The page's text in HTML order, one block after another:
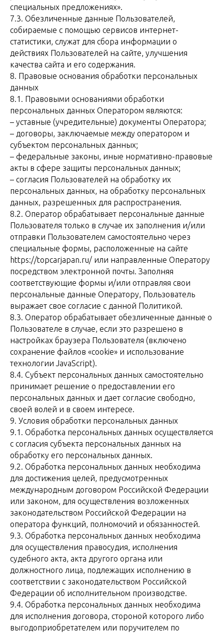
специальных предложениях».
7.3. Обезличенные данные Пользователей,
собираемые с помощью сервисов интернет-
статистики, служат для сбора информации о
действиях Пользователей на сайте, улучшения
качества сайта и его содержания.
8. Правовые основания обработки персональных
данных
8.1. Правовыми основаниями обработки
персональных данных Оператором являются:
– уставные (учредительные) документы Оператора;
– договоры, заключаемые между оператором и
субъектом персональных данных;
– федеральные законы, иные нормативно-правовые
акты в сфере защиты персональных данных;
– согласия Пользователей на обработку их
персональных данных, на обработку персональных
данных, разрешенных для распространения.
8.2. Оператор обрабатывает персональные данные
Пользователя только в случае их заполнения и/или
отправки Пользователем самостоятельно через
специальные формы, расположенные на сайте
https://topcarjapan.ru/ или направленные Оператору
посредством электронной почты. Заполняя
соответствующие формы и/или отправляя свои
персональные данные Оператору, Пользователь
выражает свое согласие с данной Политикой.
8.3. Оператор обрабатывает обезличенные данные о
Пользователе в случае, если это разрешено в
настройках браузера Пользователя (включено
сохранение файлов «cookie» и использование
технологии JavaScript).
8.4. Субъект персональных данных самостоятельно
принимает решение о предоставлении его
персональных данных и дает согласие свободно,
своей волей и в своем интересе.
9. Условия обработки персональных данных
9.1. Обработка персональных данных осуществляется
с согласия субъекта персональных данных на
обработку его персональных данных.
9.2. Обработка персональных данных необходима
для достижения целей, предусмотренных
международным договором Российской Федерации
или законом, для осуществления возложенных
законодательством Российской Федерации на
оператора функций, полномочий и обязанностей.
9.3. Обработка персональных данных необходима
для осуществления правосудия, исполнения
судебного акта, акта другого органа или
должностного лица, подлежащих исполнению в
соответствии с законодательством Российской
Федерации об исполнительном производстве.
9.4. Обработка персональных данных необходима
для исполнения договора, стороной которого либо
выгодоприобретателем или поручителем по